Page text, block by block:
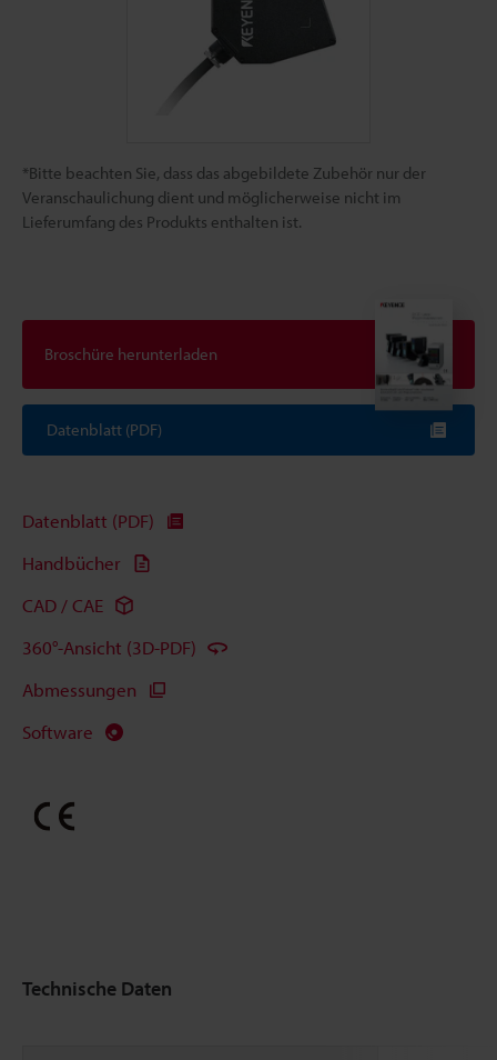
*Bitte beachten Sie, dass das abgebildete Zubehör nur der
Veranschaulichung dient und möglicherweise nicht im
Lieferumfang des Produkts enthalten ist.
Broschüre herunterladen
Datenblatt (PDF)
Datenblatt (PDF)
Handbücher
CAD / CAE
360°-Ansicht (3D-PDF)
Abmessungen
Software
Technische Daten